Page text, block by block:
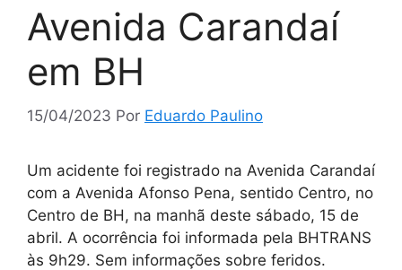
Avenida Carandaí
em BH
15/04/2023 Por Eduardo Paulino
Um acidente foi registrado na Avenida Carandaí
com a Avenida Afonso Pena, sentido Centro, no
Centro de BH, na manhã deste sábado, 15 de
abril. A ocorrência foi informada pela BHTRANS
às 9h29. Sem informações sobre feridos.